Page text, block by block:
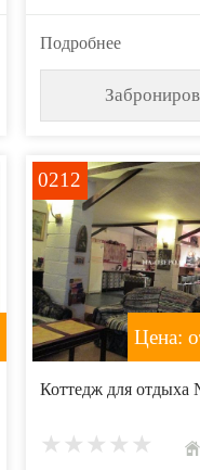
Подробнее
0212
Цена:
Коттедж для отдыха